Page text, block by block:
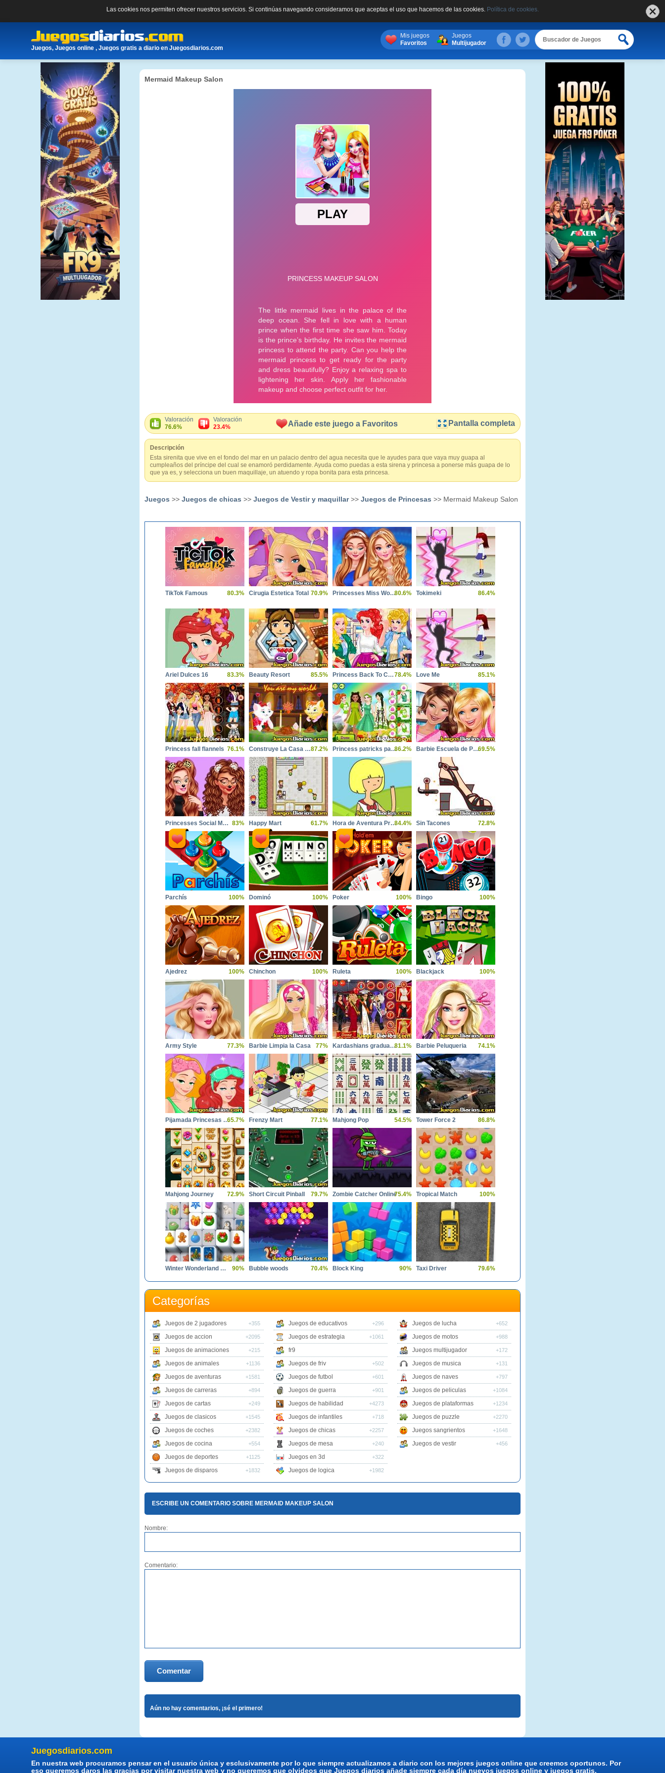
Las cookies nos permiten ofrecer nuestros servicios. Si continúas navegando consideramos que aceptas el uso que hacemos de las cookies. Política de cookies.
Juegos, Juegos online , Juegos gratis a diario en Juegosdiarios.com
Mis juegos
Favoritos
Juegos
Multijugador
Mermaid Makeup Salon
Valoración
76.6%
Valoración
23.4%
Añade este juego a Favoritos Pantalla completa
Descripción
Esta sirenita que vive en el fondo del mar en un palacio dentro del agua necesita que le ayudes para que vaya muy guapa al
cumpleaños del príncipe del cual se enamoró perdidamente. Ayuda como puedas a esta sirena y princesa a ponerse más guapa de lo
que ya es, y selecciona un buen maquillaje, un atuendo y ropa bonita para esta princesa.
Juegos >> Juegos de chicas >> Juegos de Vestir y maquillar>> Juegos de Princesas >> Mermaid Makeup Salon
TikTok Famous 80.3% Cirugia Estetica Total 70.9% Princesses Miss World Challenge80.6% Tokimeki 86.4%
Ariel Dulces 16 83.3% Beauty Resort 85.5% Princess Back To College78.4% Love Me 85.1%
Princess fall flannels 76.1% Construye La Casa de Mary87.2% Princess patricks party86.2% Barbie Escuela de Princesas69.5%
Princesses Social Media Stars 83% Happy Mart 61.7% Hora de Aventura Princesa84.4% Sin Tacones 72.8%
Parchís 100% Dominó 100% Poker 100% Bingo 100%
Ajedrez 100% Chinchon 100% Ruleta 100% Blackjack 100%
Army Style 77.3% Barbie Limpia la Casa 77% Kardashians graduation81.1% Barbie Peluqueria 74.1%
Pijamada Princesas Disney65.7% Frenzy Mart 77.1% Mahjong Pop 54.5% Tower Force 2 86.8%
Mahjong Journey 72.9% Short Circuit Pinball 79.7% Zombie Catcher Online75.4% Tropical Match 100%
Winter Wonderland Mahjong 90% Bubble woods 70.4% Block King 90% Taxi Driver 79.6%
Categorías
Juegos de 2 jugadores +355
Juegos de accion +2095
Juegos de animaciones +215
Juegos de animales +1136
Juegos de aventuras +1581
Juegos de carreras +894
Juegos de cartas +249
Juegos de clasicos +1545
Juegos de coches +2382
Juegos de cocina +554
Juegos de deportes +1125
Juegos de disparos +1832
Juegos de educativos +296
Juegos de estrategia +1061
fr9
Juegos de friv
+502
Juegos de futbol +601
Juegos de guerra +901
Juegos de habilidad +4273
Juegos de infantiles +718
Juegos de chicas +2257
Juegos de mesa +240
Juegos en 3d +322
Juegos de logica +1982
Juegos de lucha +652
Juegos de motos +988
Juegos multijugador +172
Juegos de musica +131
Juegos de naves +797
Juegos de peliculas +1084
Juegos de plataformas +1234
Juegos de puzzle +2270
Juegos sangrientos +1648
Juegos de vestir +456
ESCRIBE UN COMENTARIO SOBRE MERMAID MAKEUP SALON
Nombre:
Comentario:
Comentar
Aún no hay comentarios, ¡sé el primero!
Juegosdiarios.com
En nuestra web procuramos pensar en el usuario única y esclusivamente por lo que siempre actualizamos a diario con los mejores juegos online que creemos oportunos. Por
eso queremos daros las gracias por visitar nuestra web y no queremos que olvideos que Juegos diarios añade siempre cada día nuevos juegos online y juegos gratis.